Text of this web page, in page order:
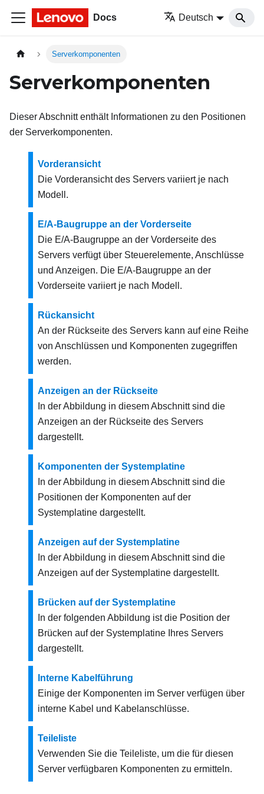
Docs Deutsch
Serverkomponenten
Serverkomponenten
Dieser Abschnitt enthält Informationen zu den Positionen
der Serverkomponenten.
Vorderansicht
Die Vorderansicht des Servers variiert je nach
Modell.
E/A-Baugruppe an der Vorderseite
Die E/A-Baugruppe an der Vorderseite des
Servers verfügt über Steuerelemente, Anschlüsse
und Anzeigen. Die E/A-Baugruppe an der
Vorderseite variiert je nach Modell.
Rückansicht
An der Rückseite des Servers kann auf eine Reihe
von Anschlüssen und Komponenten zugegriffen
werden.
Anzeigen an der Rückseite
In der Abbildung in diesem Abschnitt sind die
Anzeigen an der Rückseite des Servers
dargestellt.
Komponenten der Systemplatine
In der Abbildung in diesem Abschnitt sind die
Positionen der Komponenten auf der
Systemplatine dargestellt.
Anzeigen auf der Systemplatine
In der Abbildung in diesem Abschnitt sind die
Anzeigen auf der Systemplatine dargestellt.
Brücken auf der Systemplatine
In der folgenden Abbildung ist die Position der
Brücken auf der Systemplatine Ihres Servers
dargestellt.
Interne Kabelführung
Einige der Komponenten im Server verfügen über
interne Kabel und Kabelanschlüsse.
Teileliste
Verwenden Sie die Teileliste, um die für diesen
Server verfügbaren Komponenten zu ermitteln.